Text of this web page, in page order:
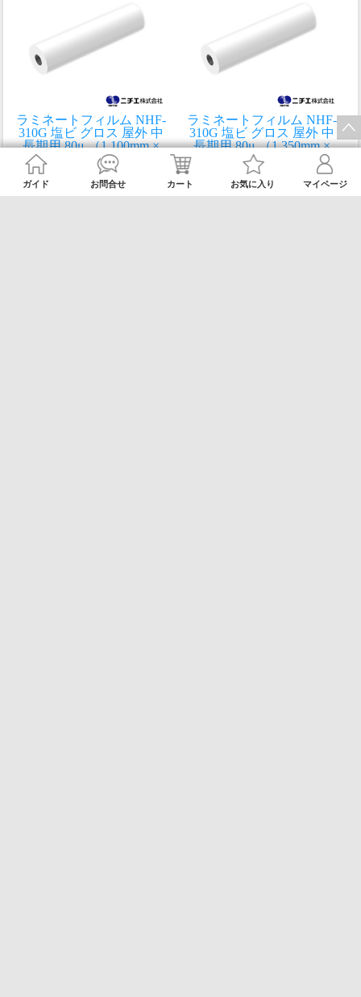
ラミネートフィルム NHF-
310G 塩ビ グロス 屋外 中
長期用 80μ （1,100mm ×
50m） ニチエ NITIE
標準価格34,100円(税込)
価格 25,800円(税込)
ラミネートフィルム NHF-
310G 塩ビ グロス 屋外 中
長期用 80μ （1,350mm ×
50m） ニチエ NITIE
標準価格39,600円(税込)
価格28,800円 (税込)
ガイド お問合せ カート お気に入り マイページ